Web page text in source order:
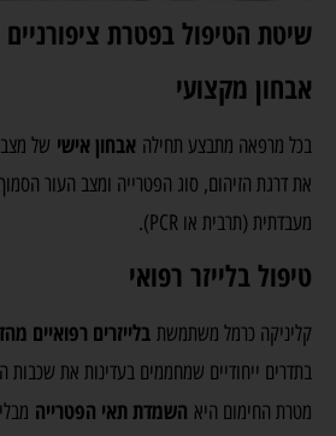
שיטת הטיפול בפטרת
אבחון מקצועי
בכל מרפאה מתבצע תחילה אבחון אישי של מצב
את דרגת הזיהום, סוג הפטרייה ומצב העור
מעבדתית (תרבית או PCR).
טיפול בלייזר רפואי
קליניקה כרמל משתמשת בלייזרים רפואיים
בתדרים ייחודיים שמחממים בעדינות את שכבות
מטרת החימום היא השמדת תאי הפטרייה